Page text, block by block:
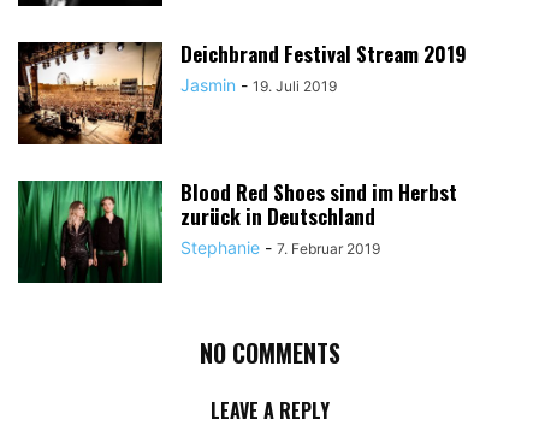
Deichbrand Festival Stream 2019
Jasmin - 19. Juli 2019
Blood Red Shoes sind im Herbst
zurück in Deutschland
Stephanie - 7. Februar 2019
NO COMMENTS
LEAVE A REPLY